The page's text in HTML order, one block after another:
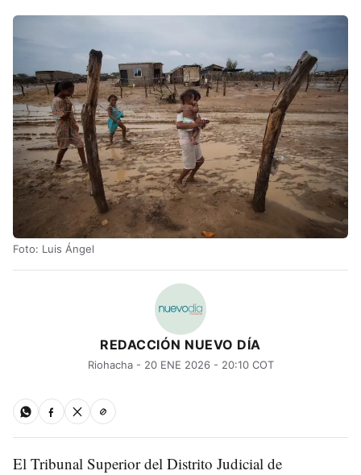
Foto: Luis Ángel
REDACCIÓN NUEVO DÍA
Riohacha - 20 ENE 2026 - 20:10 COT
El Tribunal Superior del Distrito Judicial de